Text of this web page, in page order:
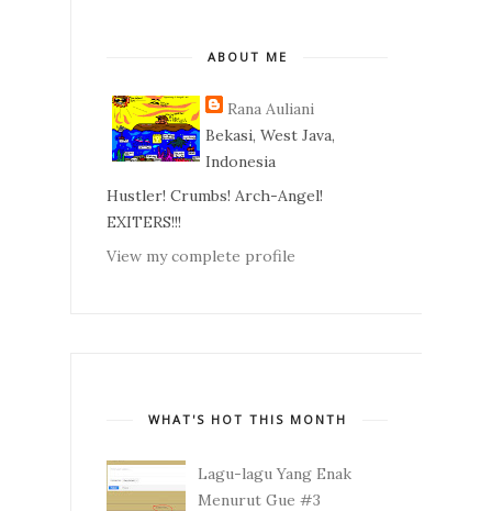
ABOUT ME
Rana Auliani
Bekasi, West Java,
Indonesia
Hustler! Crumbs! Arch-Angel!
EXITERS!!!
View my complete profile
WHAT'S HOT THIS MONTH
Lagu-lagu Yang Enak
Menurut Gue #3